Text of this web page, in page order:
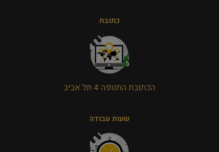
כתובת
הכתובת התנופה 4 תל אביב
שעות עבודה